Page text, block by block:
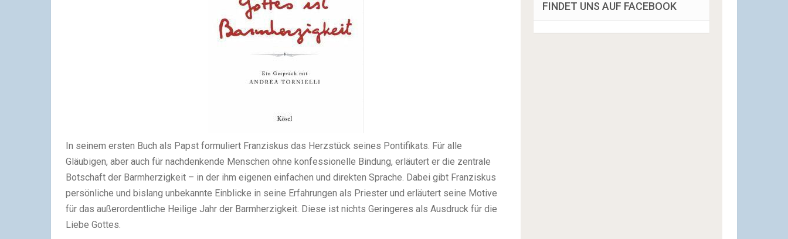
In seinem ersten Buch als Papst formuliert Franziskus das Herzstück seines Pontifikats. Für alle
Gläubigen, aber auch für nachdenkende Menschen ohne konfessionelle Bindung, erläutert er die zentrale
Botschaft der Barmherzigkeit – in der ihm eigenen einfachen und direkten Sprache. Dabei gibt Franziskus
persönliche und bislang unbekannte Einblicke in seine Erfahrungen als Priester und erläutert seine Motive
für das außerordentliche Heilige Jahr der Barmherzigkeit. Diese ist nichts Geringeres als Ausdruck für die
Liebe Gottes.
FINDET UNS AUF FACEBOOK